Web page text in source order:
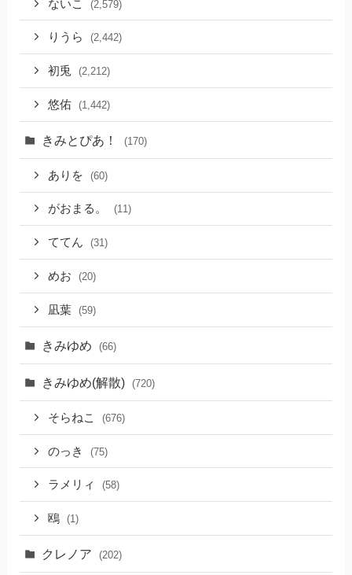
ないこ (2,579)
りうら (2,442)
初兎 (2,212)
悠佑 (1,442)
きみとぴあ！ (170)
ありを (60)
がおまる。 (11)
ててん (31)
めお (20)
凪葉 (59)
きみゆめ (66)
きみゆめ(解散) (720)
そらねこ (676)
のっき (75)
ラメリィ (58)
鴎 (1)
クレノア (202)